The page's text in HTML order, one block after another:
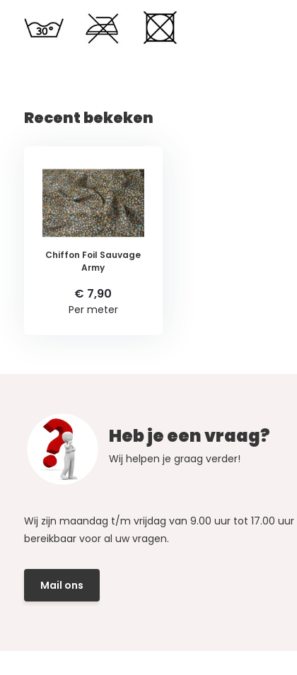
Recent bekeken
Chiffon Foil Sauvage
Army
€ 7,90
Per meter
Heb je een vraag?
Wij helpen je graag verder!
Wij zijn maandag t/m vrijdag van 9.00 uur tot 17.00 uur
bereikbaar voor al uw vragen.
Mail ons